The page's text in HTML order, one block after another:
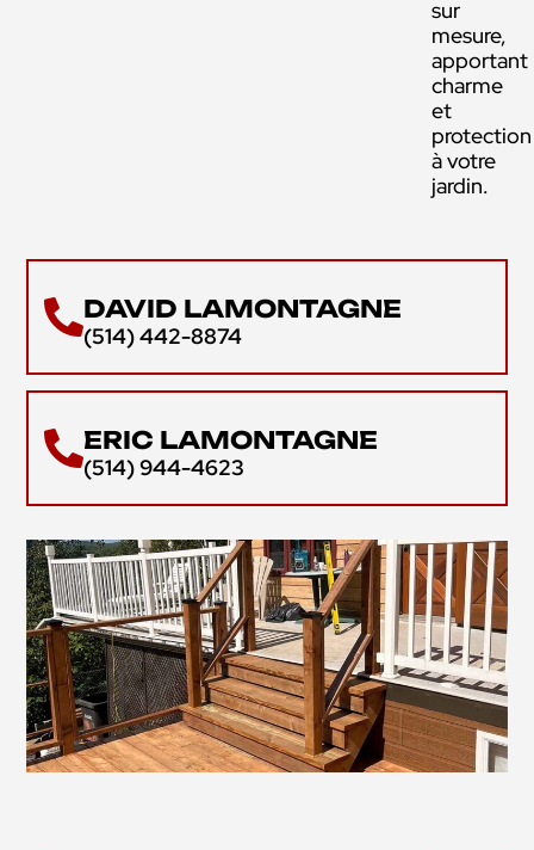
DAVID LAMONTAGNE
(514) 442-8874
ERIC LAMONTAGNE
(514) 944-4623
sur
mesure,
apportant
charme
et
protection
à votre
jardin.